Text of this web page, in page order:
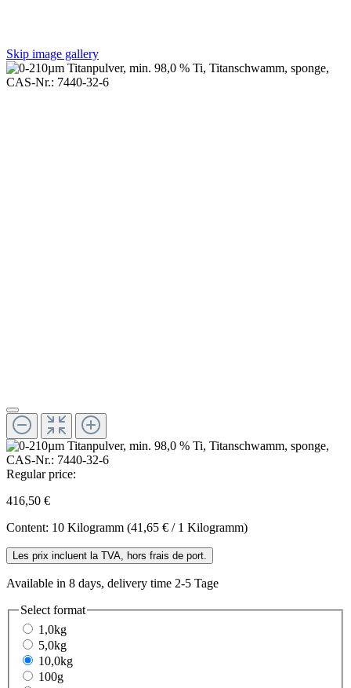
Skip image gallery
Regular price:
416,50 €
Content: 10 Kilogramm (41,65 € / 1 Kilogramm)
Les prix incluent la TVA, hors frais de port.
Available in 8 days, delivery time 2-5 Tage
Select format
1,0kg
5,0kg
10,0kg
100g